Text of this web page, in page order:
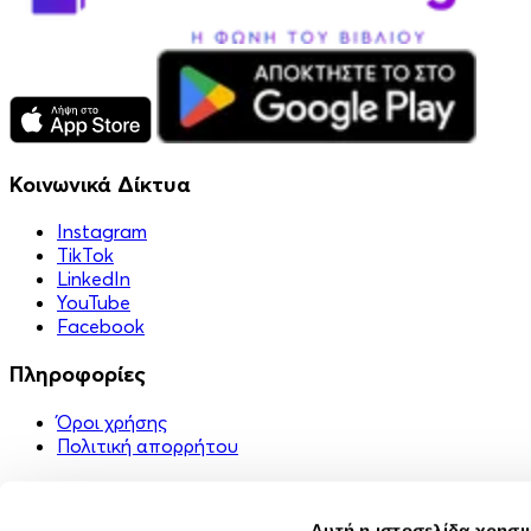
Κοινωνικά Δίκτυα
Instagram
TikTok
LinkedIn
YouTube
Facebook
Πληροφορίες
Όροι χρήσης
Πολιτική απορρήτου